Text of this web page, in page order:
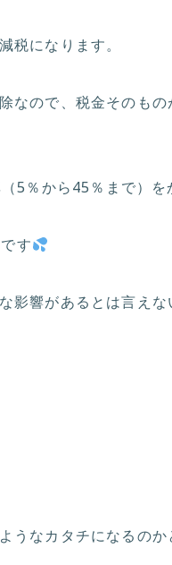
税になります。
なので、税金そのも
5％から45％まで）を
す
影響があるとは言えな
うなカタチになるのか